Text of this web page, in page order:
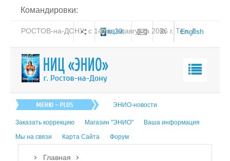
Командировки:
РОСТОВ-на-ДОНУ: с 14 по 20 августа 2026 г. Тел: 8-
English
ЭНИО-новости
Заказать коррекцию Магазин "ЭНИО"
Ваша информация
Мы на связи
Карта Сайта Форум
Главная